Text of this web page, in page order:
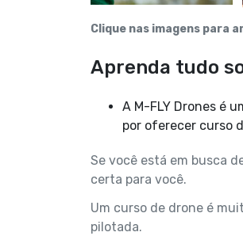
Clique nas imagens para
Aprenda tudo
A M-FLY Drones é uma empresa referência no ramo de Tecnologia com Drones, que se destaca
por oferecer curso
Se você está em busca
certa para você.
Um curso de drone é
pilotada.